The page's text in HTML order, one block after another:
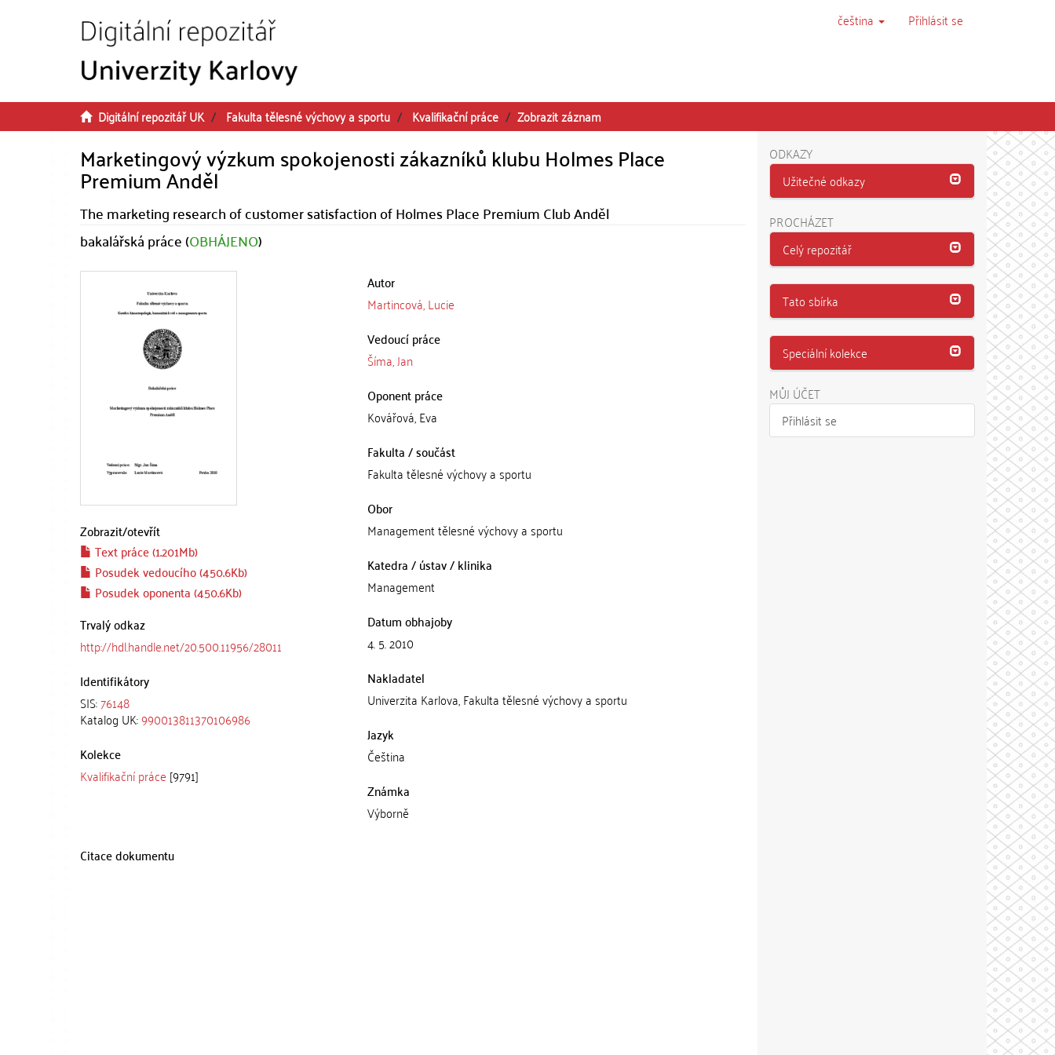
čeština Přihlásit se
Digitální repozitář UK Fakulta tělesné výchovy a sportu Kvalifikační práce Zobrazit záznam
Marketingový výzkum spokojenosti zákazníků klubu Holmes Place
Premium Anděl
The marketing research of customer satisfaction of Holmes Place Premium Club Anděl
bakalářská práce (OBHÁJENO)
Zobrazit/otevřít
Text práce (1.201Mb)
Posudek vedoucího (450.6Kb)
Posudek oponenta (450.6Kb)
Trvalý odkaz
http://hdl.handle.net/20.500.11956/28011
Identifikátory
SIS:76148
Katalog UK:990013811370106986
Kolekce
Kvalifikační práce [9791]
Autor
Martincová, Lucie
Vedoucí práce
Šíma, Jan
Oponent práce
Kovářová, Eva
Fakulta / součást
Fakulta tělesné výchovy a sportu
Obor
Management tělesné výchovy a sportu
Katedra / ústav / klinika
Management
Datum obhajoby
4. 5. 2010
Nakladatel
Univerzita Karlova, Fakulta tělesné výchovy a sportu
Jazyk
Čeština
Známka
Výborně
Citace dokumentu
ODKAZY
Užitečné odkazy
PROCHÁZET
Celý repozitář
Tato sbírka
Speciální kolekce
MŮJ ÚČET
Přihlásit se